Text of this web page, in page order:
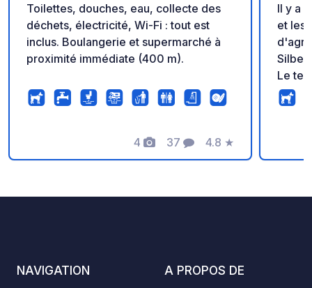
Toilettes, douches, eau, collecte des
déchets, électricité, Wi-Fi : tout est
inclus. Boulangerie et supermarché à
proximité immédiate (400 m).
4
Photos
37
Commentaires
4.8
Note
★
Il y a
et les
Le
tout
pour
NAVIGATION A PROPOS DE